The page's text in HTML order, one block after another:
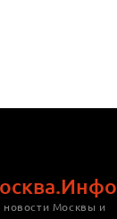
новости Москвы и